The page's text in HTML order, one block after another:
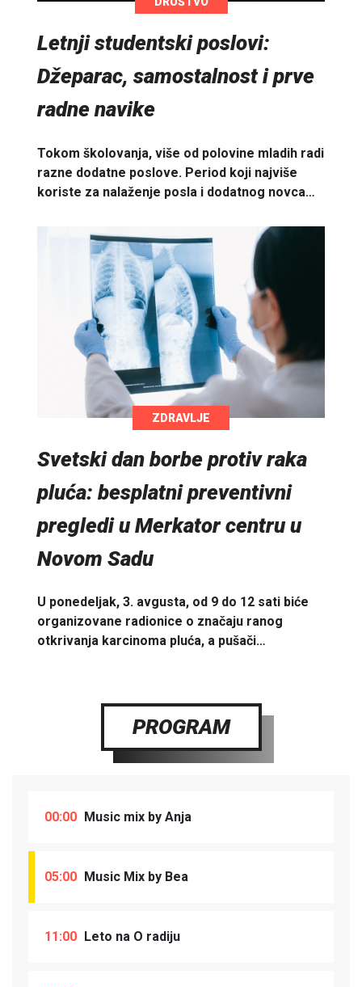
Letnji studentski poslovi:
Džeparac, samostalnost i prve
radne navike
Tokom školovanja, više od polovine mladih radi
razne dodatne poslove. Period koji najviše
koriste za nalaženje posla i dodatnog novca…
ZDRAVLJE
Svetski dan borbe protiv raka
pluća: besplatni preventivni
pregledi u Merkator centru u
Novom Sadu
U ponedeljak, 3. avgusta, od 9 do 12 sati biće
organizovane radionice o značaju ranog
otkrivanja karcinoma pluća, a pušači…
PROGRAM
00:00 Music mix by Anja
05:00 Music Mix by Bea
11:00 Leto na O radiju